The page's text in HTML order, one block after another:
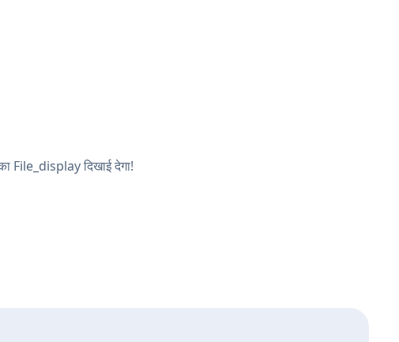
File_display दिखाई देगा!